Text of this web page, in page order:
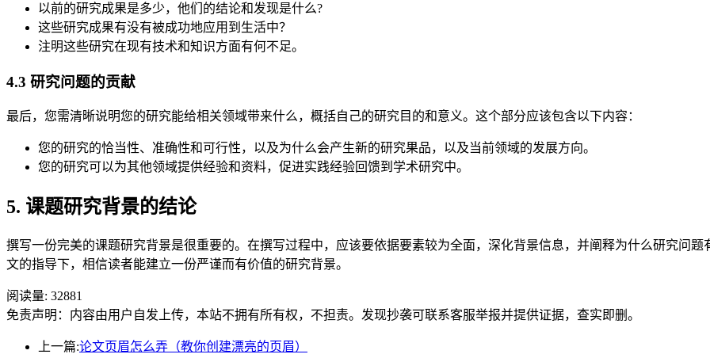
以前的研究成果是多少，他们的结论和发现是什么?
这些研究成果有没有被成功地应用到生活中？
注明这些研究在现有技术和知识方面有何不足。
4.3 研究问题的贡献
最后，您需清晰说明您的研究能给相关领域带来什么，概括自己的研究目的和意义。这个部分应该包含以下内容：
您的研究的恰当性、准确性和可行性，以及为什么会产生新的研究果品，以及当前领域的发展方向。
您的研究可以为其他领域提供经验和资料，促进实践经验回馈到学术研究中。
5. 课题研究背景的结论
撰写一份完美的课题研究背景是很重要的。在撰写过程中，应该要依据要素较为全面，深化背景信息，并阐释为什么研究问
文的指导下，相信读者能建立一份严谨而有价值的研究背景。
阅读量: 32881
免责声明：内容由用户自发上传，本站不拥有所有权，不担责。发现抄袭可联系客服举报并提供证据，查实即删。
上一篇:论文页眉怎么弄（教你创建漂亮的页眉）